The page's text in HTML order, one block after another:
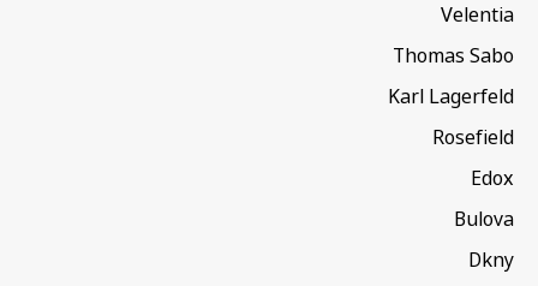
Velentia
Thomas Sabo
Karl Lagerfeld
Rosefield
Edox
Bulova
Dkny